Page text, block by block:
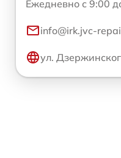
Ежедневно с 9:00
info@irk.jvc-
ул.